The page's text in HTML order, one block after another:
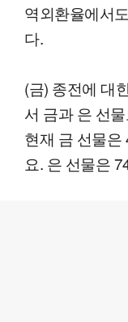
역외환율에서
다.
(금) 종전에 대
서 금과 은 선
현재 금 선물은
요. 은 선물은